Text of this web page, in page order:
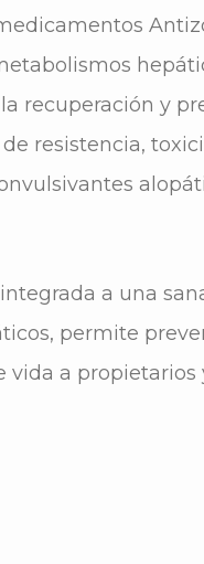
recuperación y
resistencia,
a una
permite
a propietarios